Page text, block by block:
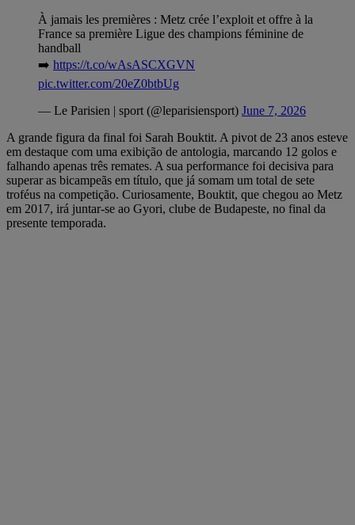
À jamais les premières : Metz crée l’exploit et offre à la
France sa première Ligue des champions féminine de
handball
➡️ https://t.co/wAsASCXGVN
pic.twitter.com/20eZ0btbUg
— Le Parisien | sport (@leparisiensport) June 7, 2026
A grande figura da final foi Sarah Bouktit. A pivot de 23 anos esteve
em destaque com uma exibição de antologia, marcando 12 golos e
falhando apenas três remates. A sua performance foi decisiva para
superar as bicampeãs em título, que já somam um total de sete
troféus na competição. Curiosamente, Bouktit, que chegou ao Metz
em 2017, irá juntar-se ao Gyori, clube de Budapeste, no final da
presente temporada.